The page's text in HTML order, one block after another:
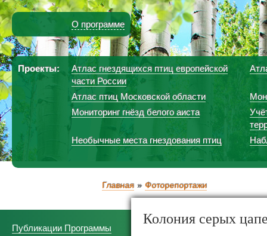
О программе
Проекты:
Атлас гнездящихся птиц европейской
части России
Атлас птиц Московской области
Мониторинг гнёзд белого аиста
Необычные места гнездования птиц
Главная Фоторепортажи
Публикации Программы
Колония серых